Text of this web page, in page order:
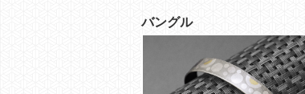
バングル